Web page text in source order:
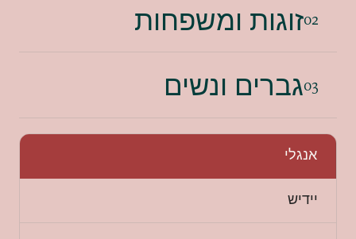
02זוגות ומשפחות
03גברים ונשים
אנגלי
יידיש